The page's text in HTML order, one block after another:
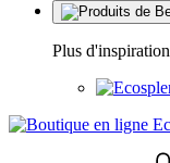
Plus d'inspiration